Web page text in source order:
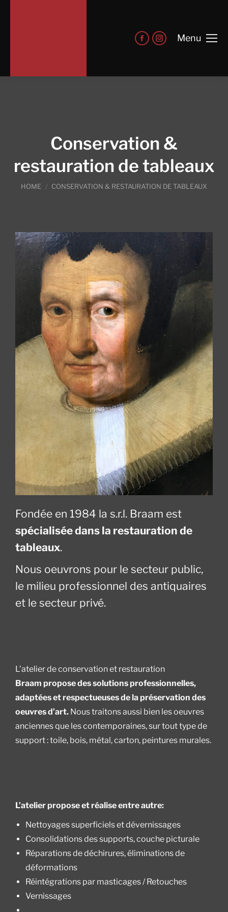
Menu
Conservation &
restauration de tableaux
You are here:
HOME CONSERVATION & RESTAURATION DE TABLEAUX
Fondée en 1984 la s.r.l. Braam est
spécialisée dans la restauration de
tableaux.
Nous oeuvrons pour le secteur public,
le milieu professionnel des antiquaires
et le secteur privé.
L’atelier de conservation et restauration
Braam propose des solutions professionnelles,
adaptées et respectueuses de la préservation des
oeuvres d’art. Nous traitons aussi bien les oeuvres
anciennes que les contemporaines, sur tout type de
support : toile, bois, métal, carton, peintures murales.
L’atelier propose et réalise entre autre:
Nettoyages superficiels et dévernissages
Consolidations des supports, couche picturale
Réparations de déchirures, éliminations de
déformations
Réintégrations par masticages / Retouches
Vernissages